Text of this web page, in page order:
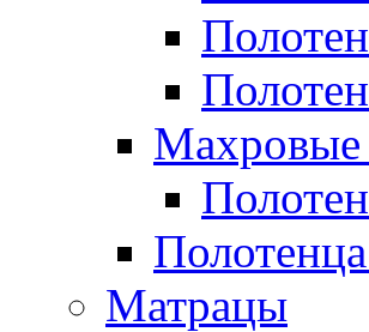
Махровые
Матрацы